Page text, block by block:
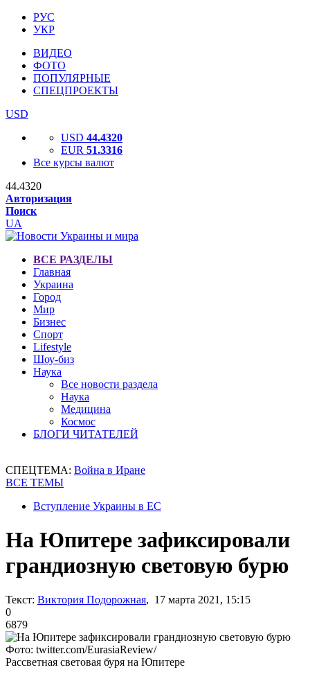
РУС
УКР
ВИДЕО
ФОТО
ПОПУЛЯРНЫЕ
СПЕЦПРОЕКТЫ
USD
USD 44.4320
EUR 51.3316
Все курсы валют
44.4320
Авторизация
Поиск
UA
ВСЕ РАЗДЕЛЫ
Главная
Украина
Город
Мир
Бизнес
Спорт
Lifestyle
Шоу-биз
Наука
Все новости раздела
Наука
Медицина
Космос
БЛОГИ ЧИТАТЕЛЕЙ
СПЕЦТЕМА: Война в Иране
ВСЕ ТЕМЫ
Вступление Украины в ЕС
На Юпитере зафиксировали
грандиозную световую бурю
Текст: Виктория Подорожная, 17 марта 2021, 15:15
0
6879
Фото: twitter.com/EurasiaReview/
Рассветная световая буря на Юпитере